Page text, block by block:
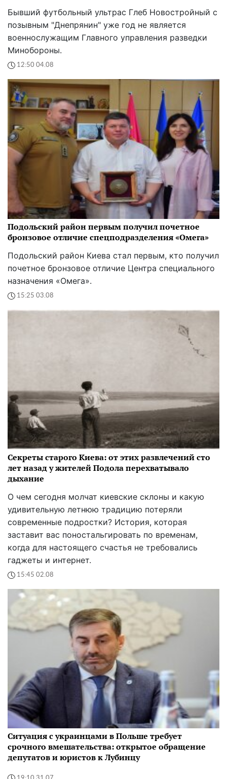
Бывший футбольный ультрас Глеб Новостройный с
позывным "Днепрянин" уже год не является
военнослужащим Главного управления разведки
Минобороны.
12:50 04.08
Подольский район первым получил почетное
бронзовое отличие спецподразделения «Омега»
Подольский район Киева стал первым, кто получил
почетное бронзовое отличие Центра специального
назначения «Омега».
15:25 03.08
Секреты старого Киева: от этих развлечений сто
лет назад у жителей Подола перехватывало
дыхание
О чем сегодня молчат киевские склоны и какую
удивительную летнюю традицию потеряли
современные подростки? История, которая
заставит вас поностальгировать по временам,
когда для настоящего счастья не требовались
гаджеты и интернет.
15:45 02.08
Ситуация с украинцами в Польше требует
срочного вмешательства: открытое обращение
депутатов и юристов к Лубинцу